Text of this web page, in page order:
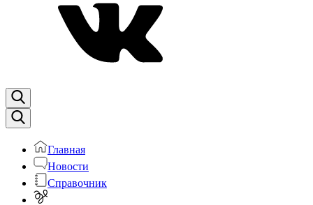
Главная
Новости
Справочник